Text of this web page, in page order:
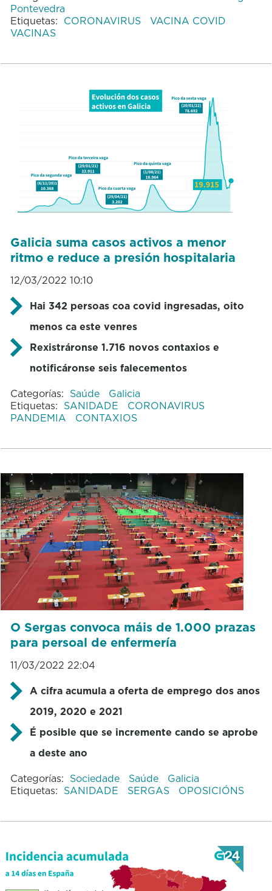
Pontevedra
Etiquetas: CORONAVIRUS
VACINA COVID
VACINAS
Galicia suma casos activos a menor
ritmo e reduce a presión hospitalaria
12/03/2022 10:10
Hai 342 persoas coa covid ingresadas, oito
menos ca este venres
Rexistráronse 1.716 novos contaxios e
notificáronse seis falecementos
Categorías: Saúde
Galicia
Etiquetas: SANIDADE
CORONAVIRUS
PANDEMIA
CONTAXIOS
O Sergas convoca máis de 1.000 prazas
para persoal de enfermería
11/03/2022 22:04
A cifra acumula a oferta de emprego dos anos
2019, 2020 e 2021
É posible que se incremente cando se aprobe
a deste ano
Categorías: Sociedade Saúde
Galicia
Etiquetas: SANIDADE SERGAS OPOSICIÓNS